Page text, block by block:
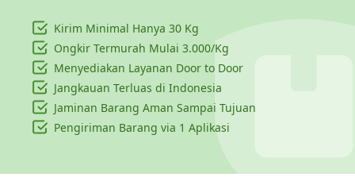
Kirim Minimal Hanya 30 Kg
Ongkir Termurah Mulai 3.000/Kg
Menyediakan Layanan Door to Door
Jangkauan Terluas di Indonesia
Jaminan Barang Aman Sampai Tujuan
Pengiriman Barang via 1 Aplikasi